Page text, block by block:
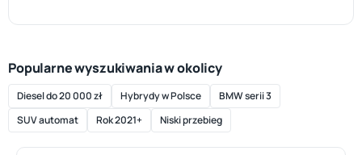
Popularne wyszukiwania w okolicy
Diesel do 20 000 zł Hybrydy w Polsce
BMW serii 3
SUV automat
Rok 2021+ Niski przebieg